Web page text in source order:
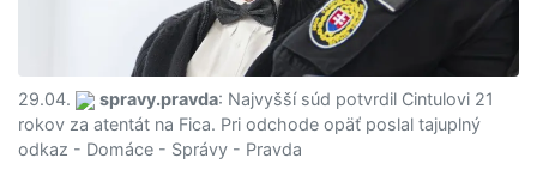
29.04. spravy.pravda: Najvyšší súd potvrdil Cintulovi 21
rokov za atentát na Fica. Pri odchode opäť poslal tajuplný
odkaz - Domáce - Správy - Pravda